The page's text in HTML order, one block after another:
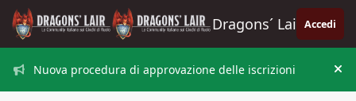
Vai al contenuto
Dragons´ Lair Accedi
Nuova procedura di approvazione delle iscrizioni